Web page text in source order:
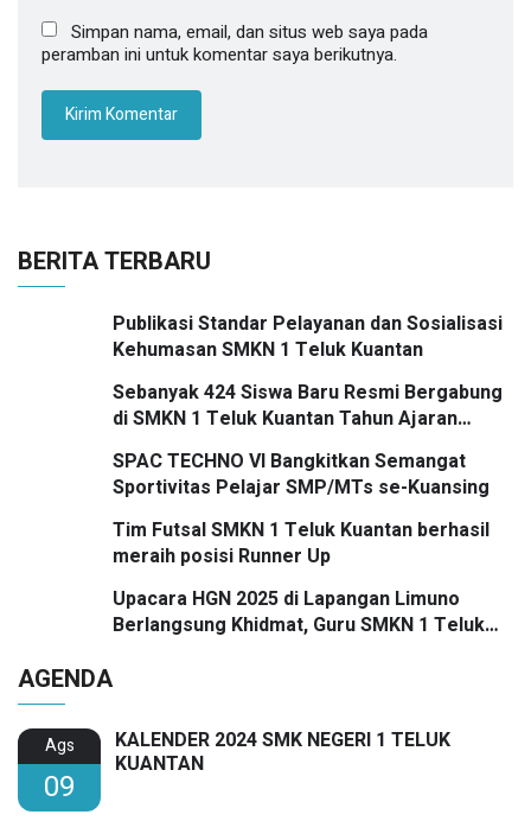
Simpan nama, email, dan situs web saya pada
peramban ini untuk komentar saya berikutnya.
BERITA TERBARU
Publikasi Standar Pelayanan dan Sosialisasi
Kehumasan SMKN 1 Teluk Kuantan
Sebanyak 424 Siswa Baru Resmi Bergabung
di SMKN 1 Teluk Kuantan Tahun Ajaran
SPAC TECHNO VI Bangkitkan Semangat
Sportivitas Pelajar SMP/MTs se-Kuansing
Tim Futsal SMKN 1 Teluk Kuantan berhasil
meraih posisi Runner Up
Upacara HGN 2025 di Lapangan Limuno
Berlangsung Khidmat, Guru SMKN 1 Teluk
AGENDA
Ags
09
KALENDER 2024 SMK NEGERI 1 TELUK
KUANTAN